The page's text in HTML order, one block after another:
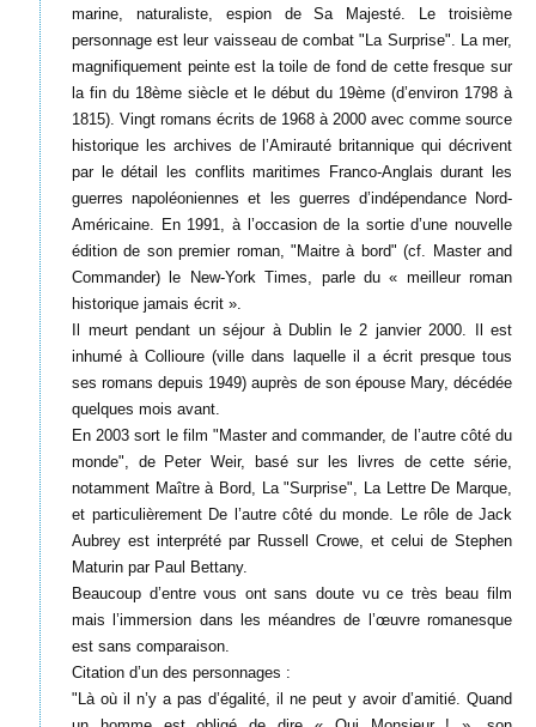
marine, naturaliste, espion de Sa Majesté. Le troisième
personnage est leur vaisseau de combat "La Surprise". La mer,
magnifiquement peinte est la toile de fond de cette fresque sur
la fin du 18ème siècle et le début du 19ème (d’environ 1798 à
1815). Vingt romans écrits de 1968 à 2000 avec comme source
historique les archives de l’Amirauté britannique qui décrivent
par le détail les conflits maritimes Franco-Anglais durant les
guerres napoléoniennes et les guerres d’indépendance Nord-
Américaine. En 1991, à l’occasion de la sortie d’une nouvelle
édition de son premier roman, "Maitre à bord" (cf. Master and
Commander) le New-York Times, parle du « meilleur roman
historique jamais écrit ».
Il meurt pendant un séjour à Dublin le 2 janvier 2000. Il est
inhumé à Collioure (ville dans laquelle il a écrit presque tous
ses romans depuis 1949) auprès de son épouse Mary, décédée
quelques mois avant.
En 2003 sort le film "Master and commander, de l’autre côté du
monde", de Peter Weir, basé sur les livres de cette série,
notamment Maître à Bord, La "Surprise", La Lettre De Marque,
et particulièrement De l’autre côté du monde. Le rôle de Jack
Aubrey est interprété par Russell Crowe, et celui de Stephen
Maturin par Paul Bettany.
Beaucoup d’entre vous ont sans doute vu ce très beau film
mais l’immersion dans les méandres de l’œuvre romanesque
est sans comparaison.
Citation d’un des personnages :
"Là où il n’y a pas d’égalité, il ne peut y avoir d’amitié. Quand